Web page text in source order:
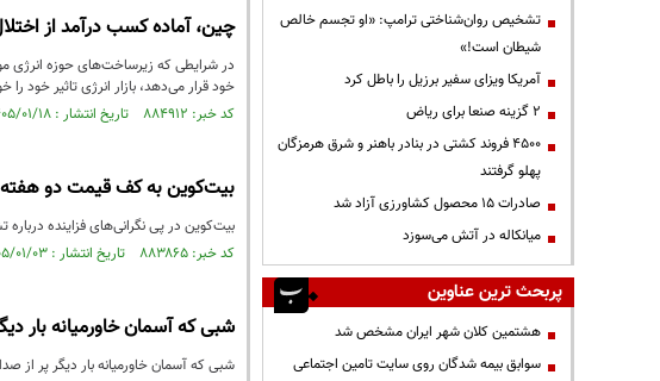
چین، آماده کسب درآمد از
در شرایطی که زیرساخت‌های حوزه انرژی
خود قرار می‌دهد، بازار انرژی تاثیر خود
کد خبر: ۸۸۴۹۱۲ تاریخ انتشار : ۱۴۰۵/۰۱/۱۸
بیت‌کوین به کف قیمت دو
بیت‌کوین در پی نگرانی‌های فزاینده
کد خبر: ۸۸۳۸۶۵ تاریخ انتشار : ۱۴۰۵/۰۱/۰۳
شبی که آسمان خاورمیانه بار
شبی که آسمان خاورمیانه بار دیگر پر از
تشخیص روان‌شناختی ترامپ: «او تجسم خالص
شیطان است!»
آمریکا ویزای سفیر برزیل را باطل کرد
۲ گزینه صنعا برای ریاض
۴۵۰۰ فروند کشتی در بنادر باهنر و شرق هرمزگان
پهلو گرفتند
صادرات ۱۵ محصول کشاورزی آزاد شد
میانکاله در آتش می‌سوزد
پربحث ترین عناوین
هشتمین کلان شهر ایران مشخص شد
سوابق بیمه شدگان روی سایت تامین اجتماعی